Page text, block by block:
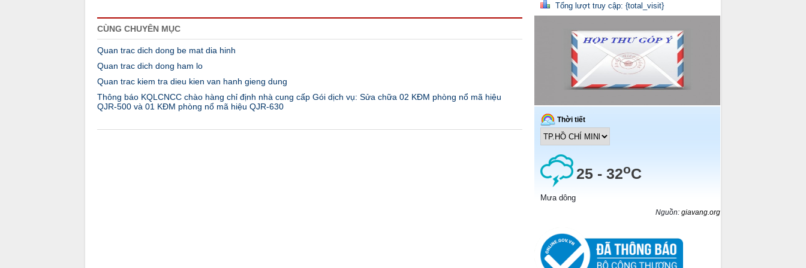
CÙNG CHUYÊN MỤC
Quan trac dich dong be mat dia hinh
Quan trac dich dong ham lo
Quan trac kiem tra dieu kien van hanh gieng dung
Thông báo KQLCNCC chào hàng chỉ định nhà cung cấp Gói dịch vụ: Sửa chữa 02 KĐM phòng nổ mã hiệu
QJR-500 và 01 KĐM phòng nổ mã hiệu QJR-630
Tổng lượt truy cập: {total_visit}